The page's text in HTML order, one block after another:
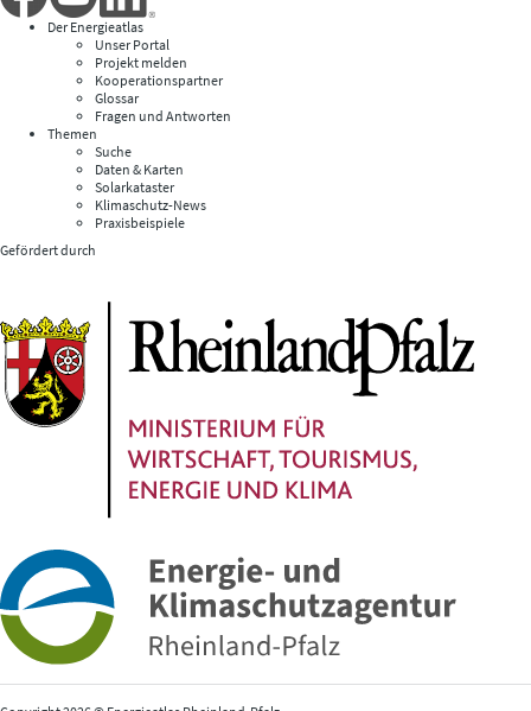
Der Energieatlas
Unser Portal
Projekt melden
Kooperationspartner
Glossar
Fragen und Antworten
Themen
Suche
Daten & Karten
Solarkataster
Klimaschutz-News
Praxisbeispiele
Gefördert durch